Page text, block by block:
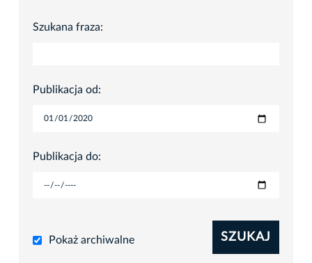
Szukana fraza:
Publikacja od:
Publikacja do:
Pokaż archiwalne SZUKAJ